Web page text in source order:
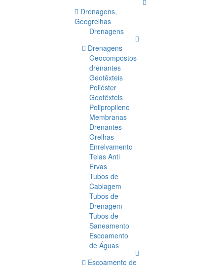
Drenagens,
Geogrelhas
Drenagens
Drenagens
Geocompostos
drenantes
Geotêxteis
Poliéster
Geotêxteis
Polipropileno
Membranas
Drenantes
Grelhas
Enrelvamento
Telas Anti
Ervas
Tubos de
Cablagem
Tubos de
Drenagem
Tubos de
Saneamento
Escoamento
de Águas
Escoamento de